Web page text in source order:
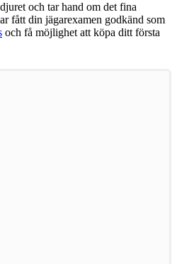
och tar hand om det fina
fått din jägarexamen godkänd som
och få möjlighet att köpa ditt första